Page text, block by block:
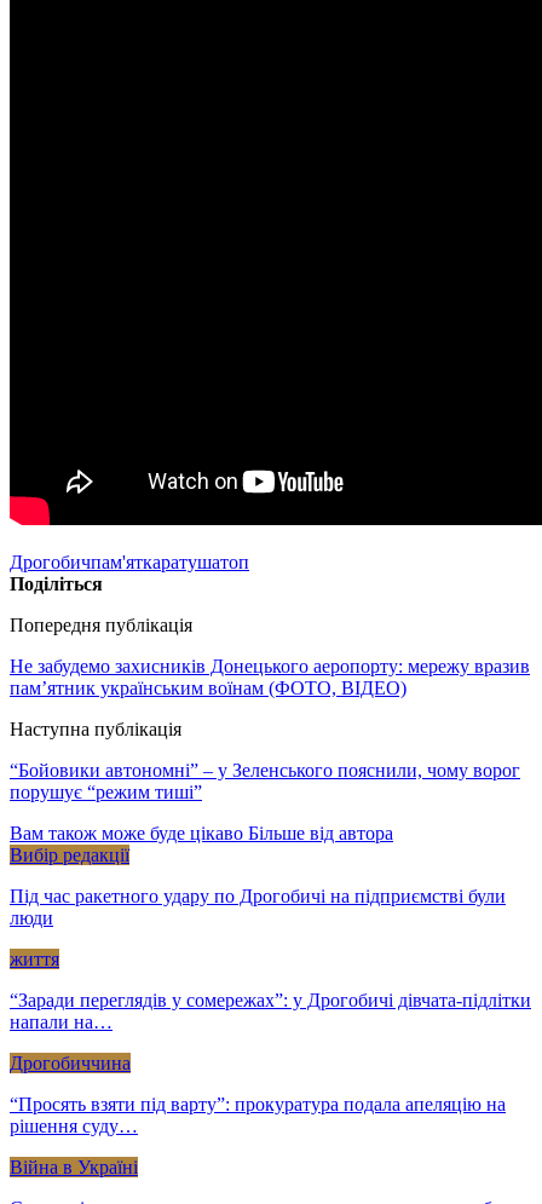
Дрогобичпам'яткаратушатоп
Поділіться
Попередня публікація
Не забудемо захисників Донецького аеропорту: мережу вразив
пам’ятник українським воїнам (ФОТО, ВІДЕО)
Наступна публікація
“Бойовики автономні” – у Зеленського пояснили, чому ворог
порушує “режим тиші”
Вам також може буде цікаво Більше від автора
Вибір редакції
Під час ракетного удару по Дрогобичі на підприємстві були
люди
життя
“Заради переглядів у сомережах”: у Дрогобичі дівчата-підлітки
напали на…
Дрогобиччина
“Просять взяти під варту”: прокуратура подала апеляцію на
рішення суду…
Війна в Україні